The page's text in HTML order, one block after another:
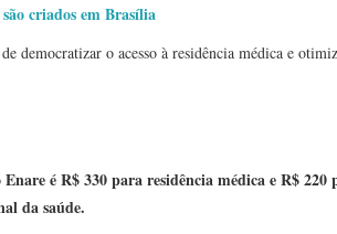
criados em Brasília
democratizar o acesso à residência médica e
é R$ 330 para residência médica e R$ 220
da saúde.